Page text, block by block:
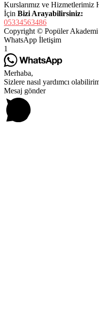
Kurslarımız ve
İçin Bizi Arayabilirsiniz:
05334563486
Copyright © Popüler Akademi
WhatsApp İletişim
1
Merhaba,
Sizlere nasıl yardımcı
Mesaj gönder